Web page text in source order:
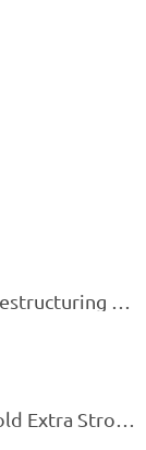
Inebrya Ice Cream Keratin Restructuring Mask – reštrukturalizačná maska s keratínom 1000 ml
Fanola Fantouch Give Me Hold Extra Strong Fluid Gel - Extra silný rýchloschnúci tekutý gel 250 ml